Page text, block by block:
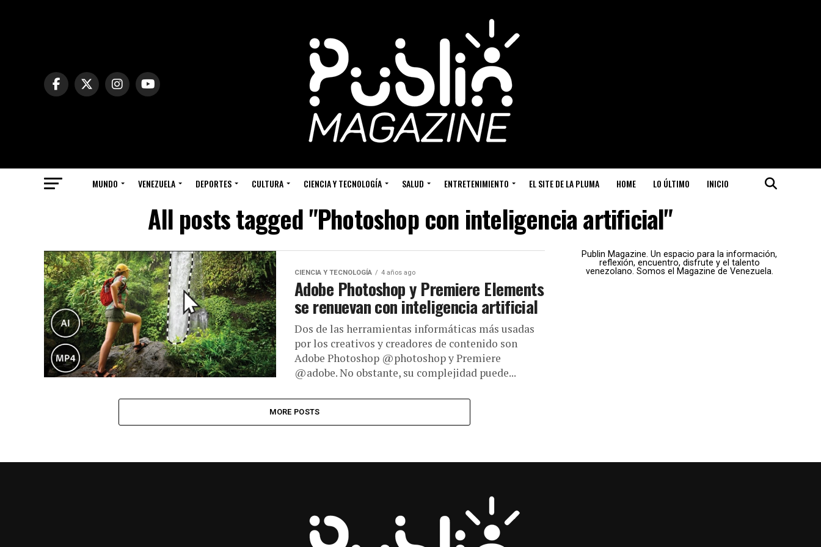
MUNDO VENEZUELA DEPORTES CULTURA CIENCIA Y TECNOLOGÍA SALUD ENTRETENIMIENTO EL SITE DE LA PLUMA HOME LO ÚLTIMO INICIO
All posts tagged "Photoshop con inteligencia artificial"
CIENCIA Y TECNOLOGÍA 4 años ago
Adobe Photoshop y Premiere Elements
se renuevan con inteligencia artificial
Dos de las herramientas informáticas más usadas
por los creativos y creadores de contenido son
Adobe Photoshop @photoshop y Premiere
@adobe. No obstante, su complejidad puede...
MORE POSTS
Publin Magazine. Un espacio para la información,
reflexión, encuentro, disfrute y el talento
venezolano. Somos el Magazine de Venezuela.